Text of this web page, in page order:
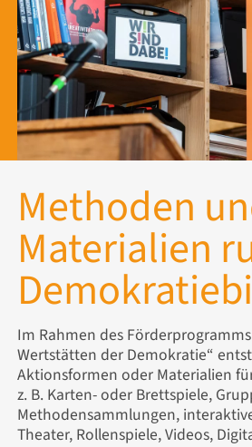
Methoden
Materialien
Im Rahmen des
Wertstätten der Demokratie“
Aktionsformen oder Materialien
z. B. Karten- oder Brettspiele,
Methodensammlungen,
Theater, Rollenspiele, Videos,